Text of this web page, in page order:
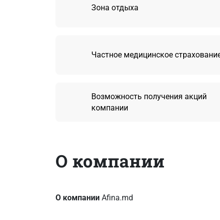
Зона отдыха
Частное медицинское
Возможность получения акций
компании
О компании
О компанииAfina.md